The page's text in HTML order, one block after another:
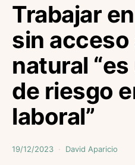
Trabajar
sin acceso
natural
de riesgo
laboral”
19/12/2023 David Aparicio